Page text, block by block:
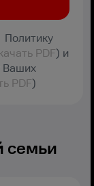
PDF) и
Ваших
PDF)
семьи